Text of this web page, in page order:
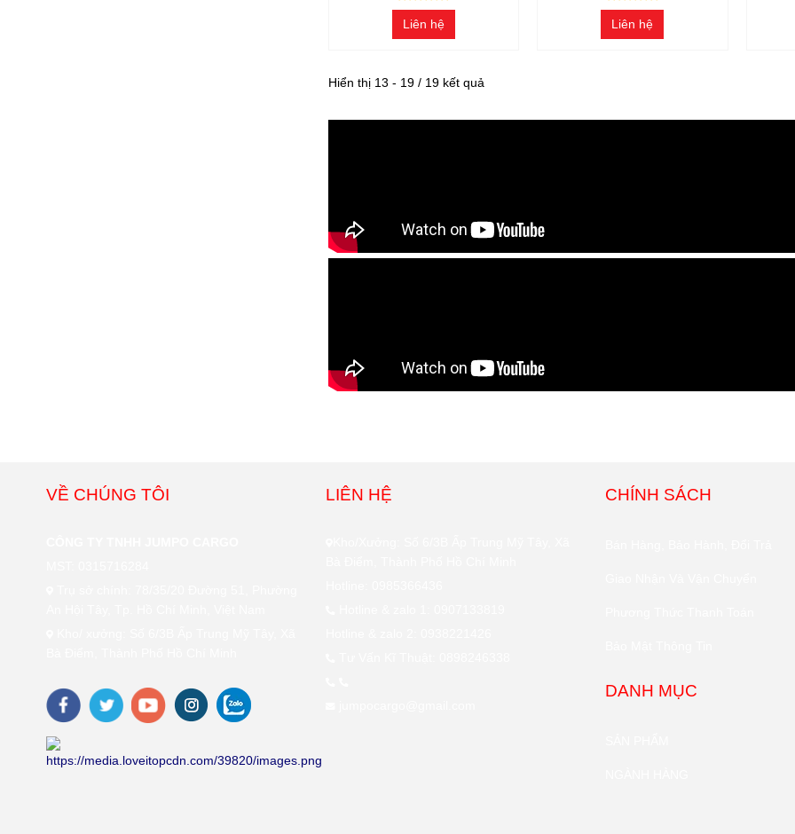
Liên hệ Liên hệ
Hiển thị 13 - 19 / 19 kết quả
VỀ CHÚNG TÔI LIÊN HỆ CHÍNH SÁCH
DANH MỤC